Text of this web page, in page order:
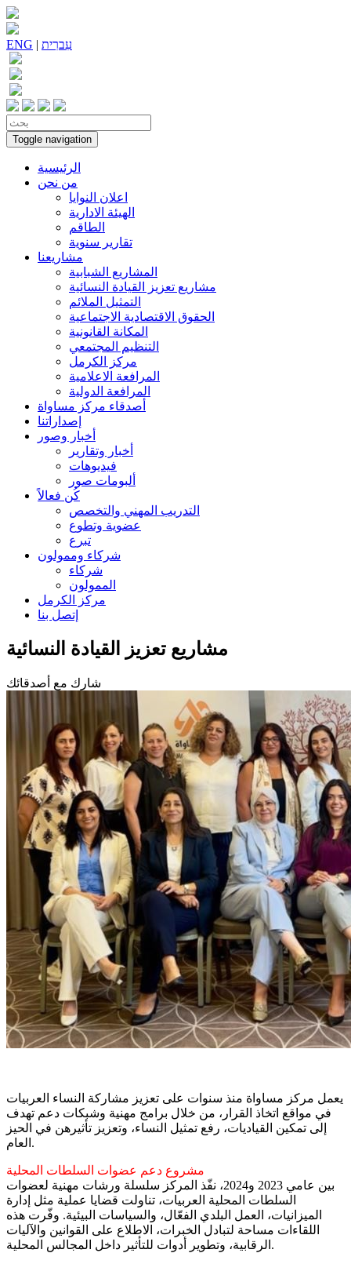
ENG | עִברִית
Toggle navigation
الرئيسية
من نحن
اعلان النوايا
الهيئة الادارية
الطاقم
تقارير سنوية
مشاريعنا
المشاريع الشبابية
مشاريع تعزيز القيادة النسائية
التمثيل الملائم
الحقوق الاقتصادية الاجتماعية
المكانة القانونية
التنظيم المجتمعي
مركز الكرمل
المرافعة الاعلامية
المرافعة الدولية
أصدقاء مركز مساواة
إصداراتنا
أخبار وصور
أخبار وتقارير
فيديوهات
ألبومات صور
كُن فعالاً
التدريب المهني والتخصص
عضوية وتطوع
تبرع
شركاء وممولون
شركاء
الممولون
مركز الكرمل
إتصل بنا
مشاريع تعزيز القيادة النسائية
شارك مع أصدقائك
يعمل مركز مساواة منذ سنوات على تعزيز مشاركة النساء العربيات
في مواقع اتخاذ القرار، من خلال برامج مهنية وشبكات دعم تهدف
إلى تمكين القياديات، رفع تمثيل النساء، وتعزيز تأثيرهن في الحيز
العام.
مشروع دعم عضوات السلطات المحلية
بين عامي 2023 و2024، نفّذ المركز سلسلة ورشات مهنية لعضوات
السلطات المحلية العربيات، تناولت قضايا عملية مثل إدارة
الميزانيات، العمل البلدي الفعّال، والسياسات البيئية. وفّرت هذه
اللقاءات مساحة لتبادل الخبرات، الاطلاع على القوانين والآليات
الرقابية، وتطوير أدوات للتأثير داخل المجالس المحلية.